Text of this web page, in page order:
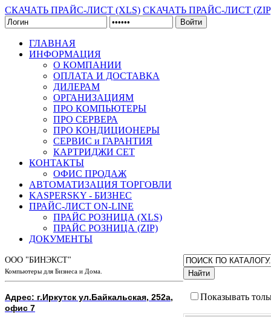
СКАЧАТЬ ПРАЙС-ЛИСТ (XLS) СКАЧАТЬ ПРАЙС-ЛИСТ
Войти
ГЛАВНАЯ
ИНФОРМАЦИЯ
О КОМПАНИИ
ОПЛАТА И ДОСТАВКА
ДИЛЕРАМ
ОРГАНИЗАЦИЯМ
ПРО КОМПЬЮТЕРЫ
ПРО СЕРВЕРА
ПРО КОНДИЦИОНЕРЫ
СЕРВИС и ГАРАНТИЯ
КАРТРИДЖИ CET
КОНТАКТЫ
ОФИС ПРОДАЖ
АВТОМАТИЗАЦИЯ ТОРГОВЛИ
KASPERSKY - БИЗНЕС
ПРАЙС-ЛИСТ ON-LINE
ПРАЙС РОЗНИЦА (XLS)
ПРАЙС РОЗНИЦА (ZIP)
ДОКУМЕНТЫ
ООО "БИНЭКСТ"
Компьютеры для Бизнеса и Дома.
Адрес: г.Иркутск ул.Байкальская, 252а,
офис 7
Найти
Показывать